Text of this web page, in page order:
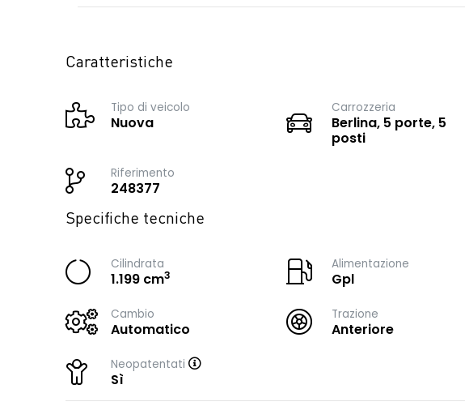
Caratteristiche
Tipo di veicolo
Nuova
Carrozzeria
Berlina, 5 porte, 5
posti
Riferimento
248377
Specifiche tecniche
Cilindrata
1.199 cm3
Alimentazione
Gpl
Cambio
Automatico
Trazione
Anteriore
Neopatentati
Sì